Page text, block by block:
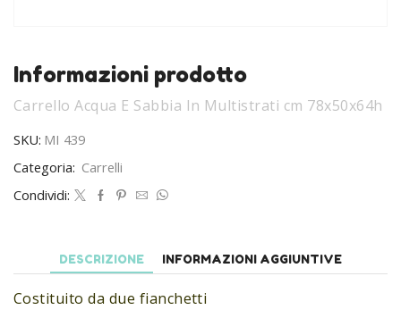
Informazioni prodotto
Carrello Acqua E Sabbia In Multistrati cm 78x50x64h
SKU: MI 439
Categoria: Carrelli
Condividi:
DESCRIZIONE INFORMAZIONI AGGIUNTIVE
Costituito da due fianchetti